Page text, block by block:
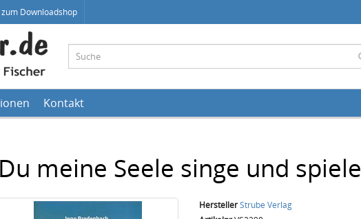
zum Downloadshop
Kontakt
Du meine Seele singe und spiele
HerstellerStrube Verlag